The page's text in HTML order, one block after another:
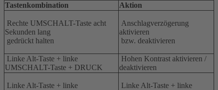
Tastenkombination Aktion
Rechte UMSCHALT-Taste acht
Sekunden lang
gedrückt halten
Anschlagverzögerung
aktivieren
bzw. deaktivieren
Linke Alt-Taste + linke
UMSCHALT-Taste + DRUCK
Hohen Kontrast aktivieren /
deaktivieren
Linke Alt-Taste + linke
Linke Alt-Taste + linke